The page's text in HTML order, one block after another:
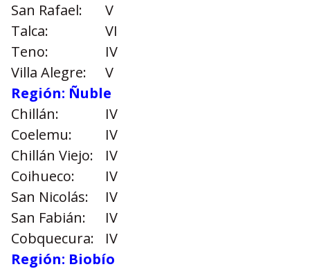
San Rafael:
V
Talca:
VI
Teno:
IV
Villa Alegre:
V
Región: Ñuble
Chillán:
IV
Coelemu:
IV
Chillán Viejo:
IV
Coihueco:
IV
San Nicolás:
IV
San Fabián:
IV
Cobquecura:
IV
Región: Biobío